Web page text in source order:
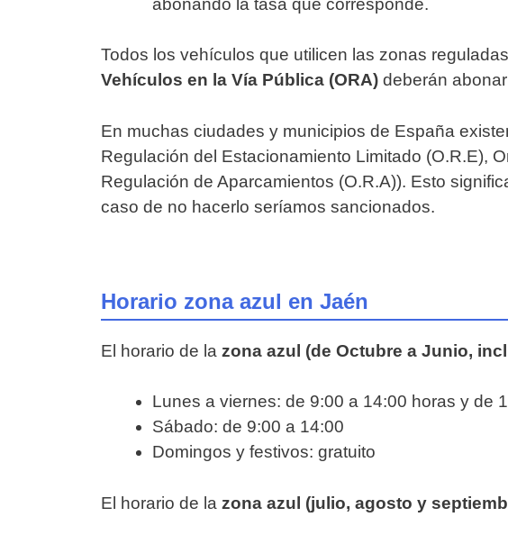
Todos los vehículos que utilicen las zonas
Vehículos en la Vía Pública (ORA) deberán
En muchas ciudades y municipios de España
Regulación del Estacionamiento Limitado (O.R.E),
Regulación de Aparcamientos (O.R.A)). Esto
caso de no hacerlo seríamos sancionados.
Horario zona azul en Jaén
El horario de la zona azul (de Octubre a Junio,
Lunes a viernes: de 9:00 a 14:00 horas y de
Sábado: de 9:00 a 14:00
Domingos y festivos: gratuito
El horario de la zona azul (julio, agosto y